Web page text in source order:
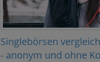
Singlebörsen
- anonym und ohne